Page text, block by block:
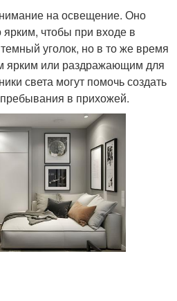
на освещение. Оно
чтобы при входе в
уголок, но в то же время
ярким или раздражающим для
света могут помочь создать
в прихожей.